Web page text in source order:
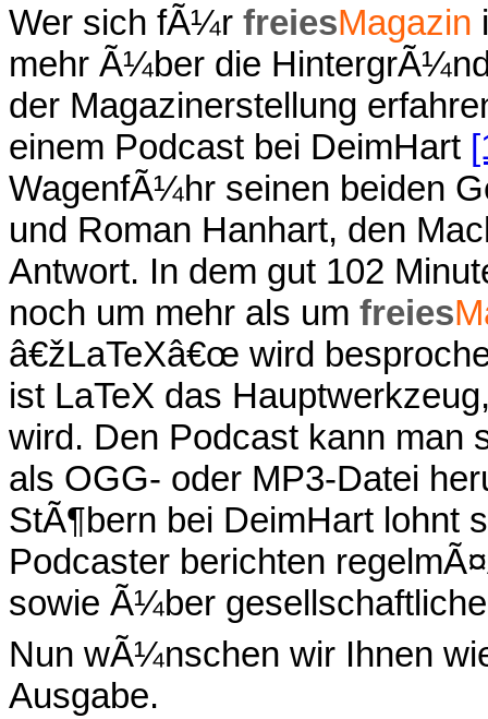
Wer sich fÃ¼r freiesMagazin
mehr Ã¼ber die
der Magazinerstellung
einem Podcast bei DeimHart
WagenfÃ¼hr seinen beiden
und Roman Hanhart, den
Antwort. In dem gut 102
noch um mehr als um freies
â€žLaTeXâ€œ wird
ist LaTeX das
wird. Den Podcast kann man
als OGG- oder MP3-Datei
StÃ¶bern bei DeimHart lohnt
Podcaster berichten
sowie Ã¼ber
Nun wÃ¼nschen wir Ihnen
Ausgabe.